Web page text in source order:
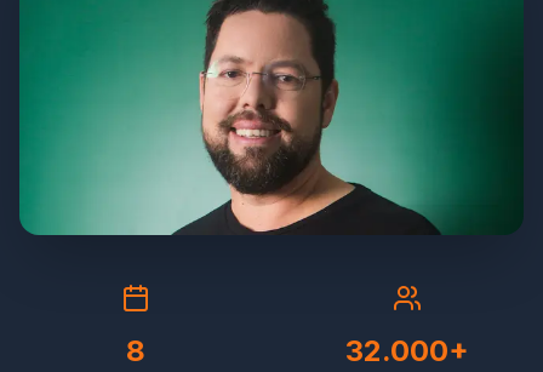
8 32.000+